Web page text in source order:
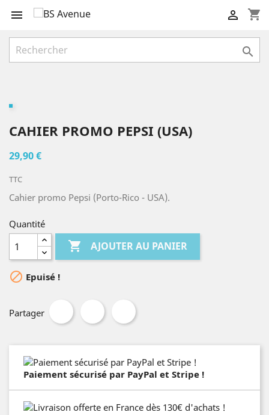
 shopping_cart


CAHIER PROMO PEPSI (USA)
29,90 €
TTC
Cahier promo Pepsi (Porto-Rico - USA).
Quantité
 AJOUTER AU PANIER
 Epuisé !
Partager
Paiement sécurisé par PayPal et Stripe !